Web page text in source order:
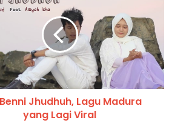
Jhudhuh, Lagu Madura
yang Lagi Viral